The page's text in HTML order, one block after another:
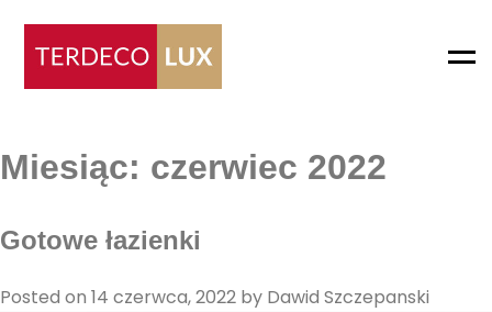
Miesiąc: czerwiec 2022
Gotowe łazienki
Posted on 14 czerwca, 2022 by Dawid Szczepanski